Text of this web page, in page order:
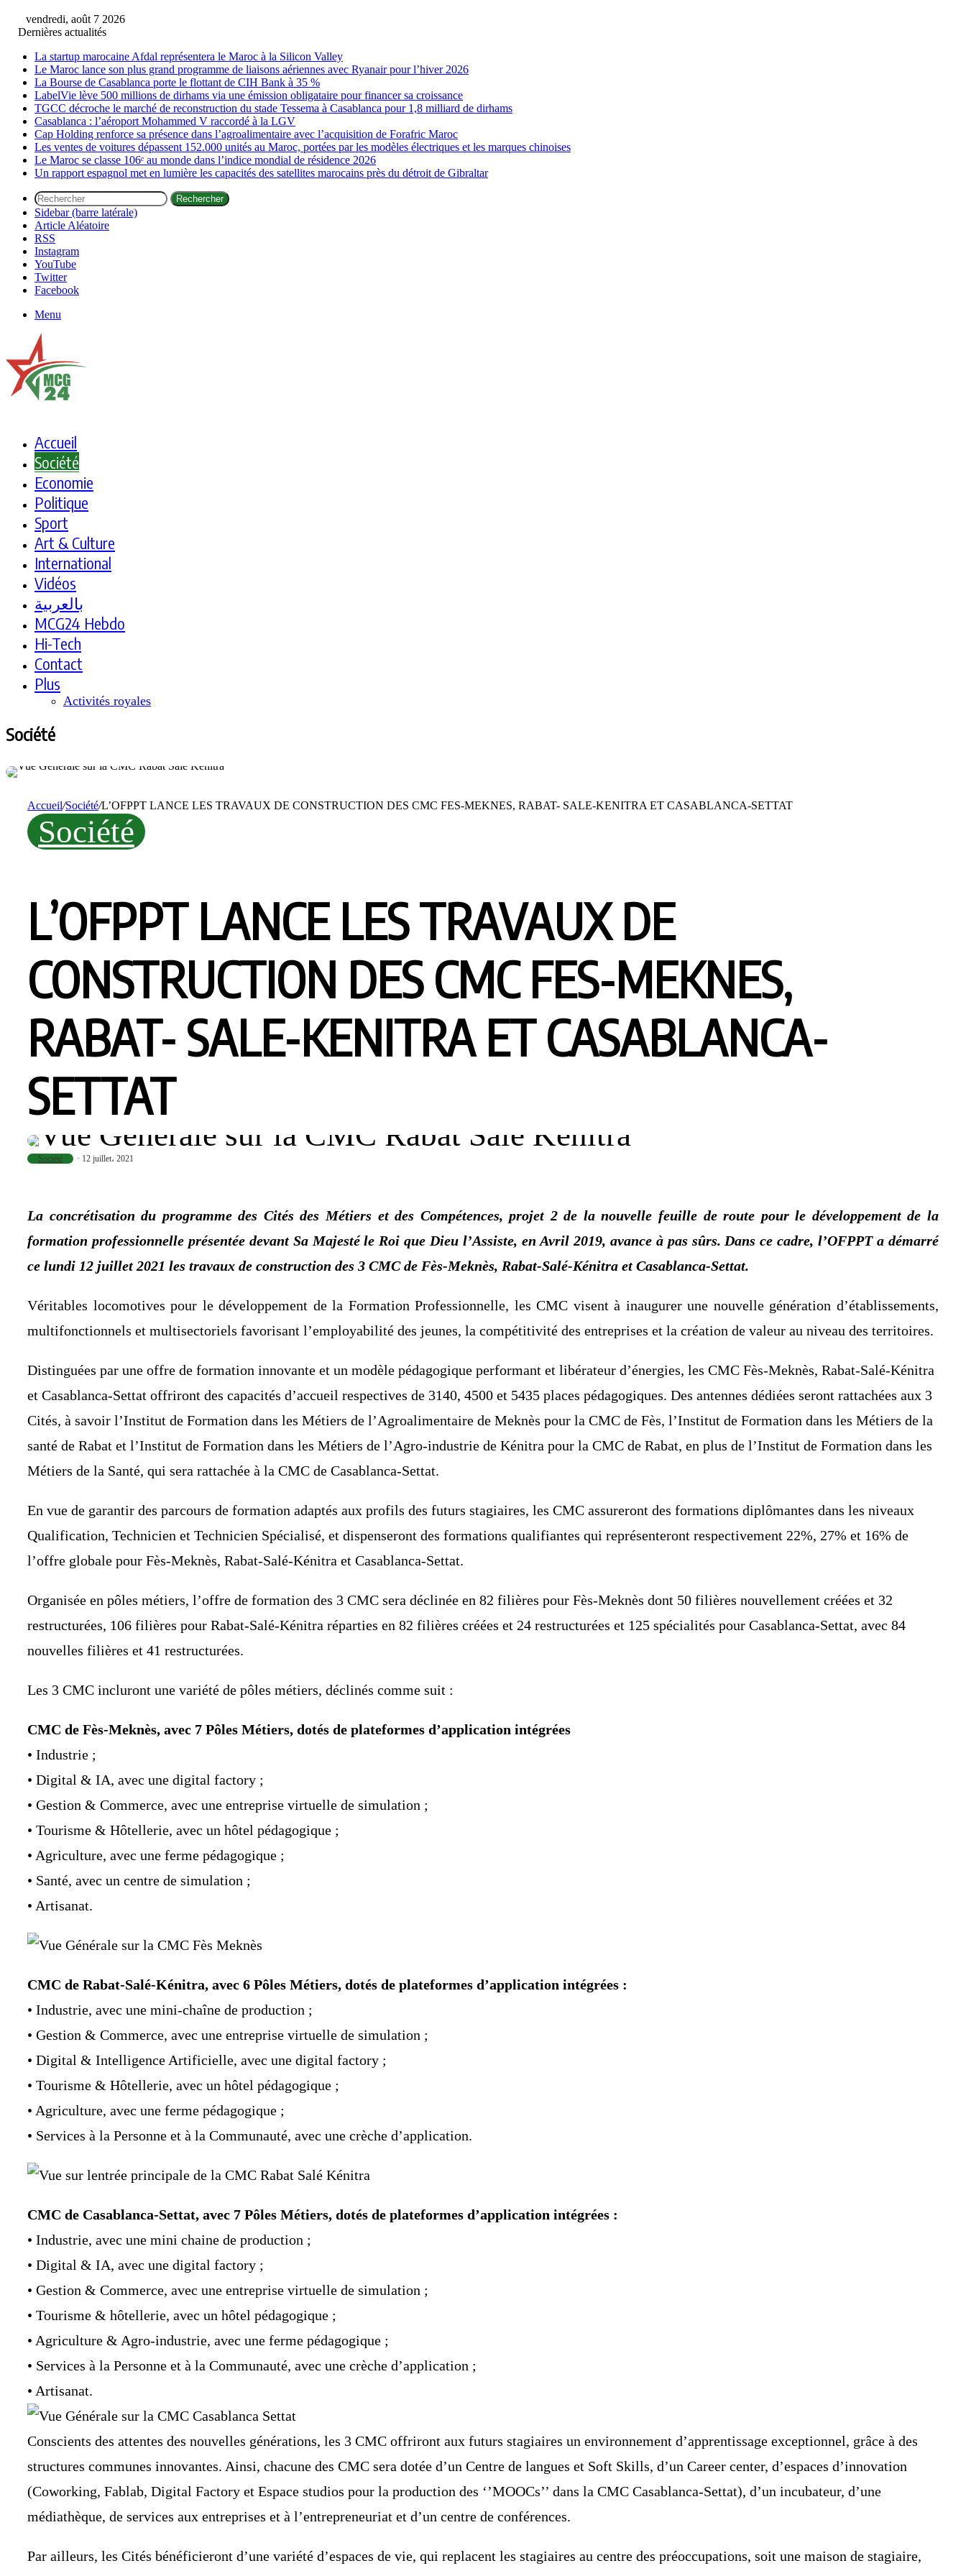
vendredi, août 7 2026
Dernières actualités
La startup marocaine Afdal représentera le Maroc à la Silicon Valley
Le Maroc lance son plus grand programme de liaisons aériennes avec Ryanair pour l’hiver 2026
La Bourse de Casablanca porte le flottant de CIH Bank à 35 %
LabelVie lève 500 millions de dirhams via une émission obligataire pour financer sa croissance
TGCC décroche le marché de reconstruction du stade Tessema à Casablanca pour 1,8 milliard de dirhams
Casablanca : l’aéroport Mohammed V raccordé à la LGV
Cap Holding renforce sa présence dans l’agroalimentaire avec l’acquisition de Forafric Maroc
Les ventes de voitures dépassent 152.000 unités au Maroc, portées par les modèles électriques et les marques chinoises
Le Maroc se classe 106ᵉ au monde dans l’indice mondial de résidence 2026
Un rapport espagnol met en lumière les capacités des satellites marocains près du détroit de Gibraltar
Rechercher
Sidebar (barre latérale)
Article Aléatoire
RSS
Instagram
YouTube
Twitter
Facebook
Menu
Accueil
Société
Economie
Politique
Sport
Art & Culture
International
Vidéos
بالعربية
MCG24 Hebdo
Hi-Tech
Contact
Plus
Activités royales
Société
Accueil/Société/L’OFPPT LANCE LES TRAVAUX DE CONSTRUCTION DES CMC FES-MEKNES, RABAT- SALE-KENITRA ET CASABLANCA-SETTAT
Société
L’OFPPT LANCE LES TRAVAUX DE
CONSTRUCTION DES CMC FES-MEKNES,
RABAT- SALE-KENITRA ET CASABLANCA-
SETTAT
Société 12 juillet، 2021
La concrétisation du programme des Cités des Métiers et des Compétences, projet 2 de la nouvelle feuille de route pour le développement de la
formation professionnelle présentée devant Sa Majesté le Roi que Dieu l’Assiste, en Avril 2019, avance à pas sûrs. Dans ce cadre, l’OFPPT a démarré
ce lundi 12 juillet 2021 les travaux de construction des 3 CMC de Fès-Meknès, Rabat-Salé-Kénitra et Casablanca-Settat.
Véritables locomotives pour le développement de la Formation Professionnelle, les CMC visent à inaugurer une nouvelle génération d’établissements,
multifonctionnels et multisectoriels favorisant l’employabilité des jeunes, la compétitivité des entreprises et la création de valeur au niveau des territoires.
Distinguées par une offre de formation innovante et un modèle pédagogique performant et libérateur d’énergies, les CMC Fès-Meknès, Rabat-Salé-Kénitra
et Casablanca-Settat offriront des capacités d’accueil respectives de 3140, 4500 et 5435 places pédagogiques. Des antennes dédiées seront rattachées aux 3
Cités, à savoir l’Institut de Formation dans les Métiers de l’Agroalimentaire de Meknès pour la CMC de Fès, l’Institut de Formation dans les Métiers de la
santé de Rabat et l’Institut de Formation dans les Métiers de l’Agro-industrie de Kénitra pour la CMC de Rabat, en plus de l’Institut de Formation dans les
Métiers de la Santé, qui sera rattachée à la CMC de Casablanca-Settat.
En vue de garantir des parcours de formation adaptés aux profils des futurs stagiaires, les CMC assureront des formations diplômantes dans les niveaux
Qualification, Technicien et Technicien Spécialisé, et dispenseront des formations qualifiantes qui représenteront respectivement 22%, 27% et 16% de
l’offre globale pour Fès-Meknès, Rabat-Salé-Kénitra et Casablanca-Settat.
Organisée en pôles métiers, l’offre de formation des 3 CMC sera déclinée en 82 filières pour Fès-Meknès dont 50 filières nouvellement créées et 32
restructurées, 106 filières pour Rabat-Salé-Kénitra réparties en 82 filières créées et 24 restructurées et 125 spécialités pour Casablanca-Settat, avec 84
nouvelles filières et 41 restructurées.
Les 3 CMC incluront une variété de pôles métiers, déclinés comme suit :
CMC de Fès-Meknès, avec 7 Pôles Métiers, dotés de plateformes d’application intégrées
• Industrie ;
• Digital & IA, avec une digital factory ;
• Gestion & Commerce, avec une entreprise virtuelle de simulation ;
• Tourisme & Hôtellerie, avec un hôtel pédagogique ;
• Agriculture, avec une ferme pédagogique ;
• Santé, avec un centre de simulation ;
• Artisanat.
CMC de Rabat-Salé-Kénitra, avec 6 Pôles Métiers, dotés de plateformes d’application intégrées :
• Industrie, avec une mini-chaîne de production ;
• Gestion & Commerce, avec une entreprise virtuelle de simulation ;
• Digital & Intelligence Artificielle, avec une digital factory ;
• Tourisme & Hôtellerie, avec un hôtel pédagogique ;
• Agriculture, avec une ferme pédagogique ;
• Services à la Personne et à la Communauté, avec une crèche d’application.
CMC de Casablanca-Settat, avec 7 Pôles Métiers, dotés de plateformes d’application intégrées :
• Industrie, avec une mini chaine de production ;
• Digital & IA, avec une digital factory ;
• Gestion & Commerce, avec une entreprise virtuelle de simulation ;
• Tourisme & hôtellerie, avec un hôtel pédagogique ;
• Agriculture & Agro-industrie, avec une ferme pédagogique ;
• Services à la Personne et à la Communauté, avec une crèche d’application ;
• Artisanat.
Conscients des attentes des nouvelles générations, les 3 CMC offriront aux futurs stagiaires un environnement d’apprentissage exceptionnel, grâce à des
structures communes innovantes. Ainsi, chacune des CMC sera dotée d’un Centre de langues et Soft Skills, d’un Career center, d’espaces d’innovation
(Coworking, Fablab, Digital Factory et Espace studios pour la production des ‘’MOOCs’’ dans la CMC Casablanca-Settat), d’un incubateur, d’une
médiathèque, de services aux entreprises et à l’entrepreneuriat et d’un centre de conférences.
Par ailleurs, les Cités bénéficieront d’une variété d’espaces de vie, qui replacent les stagiaires au centre des préoccupations, soit une maison de stagiaire,